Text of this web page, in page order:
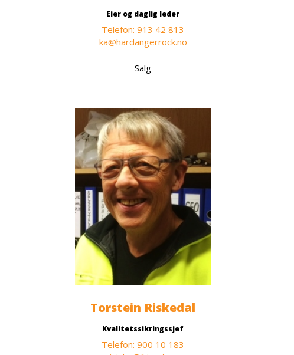
Eier og daglig leder
Telefon: 913 42 813
ka@hardangerrock.no
Salg
Torstein Riskedal
Kvalitetssikringssjef
Telefon: 900 10 183